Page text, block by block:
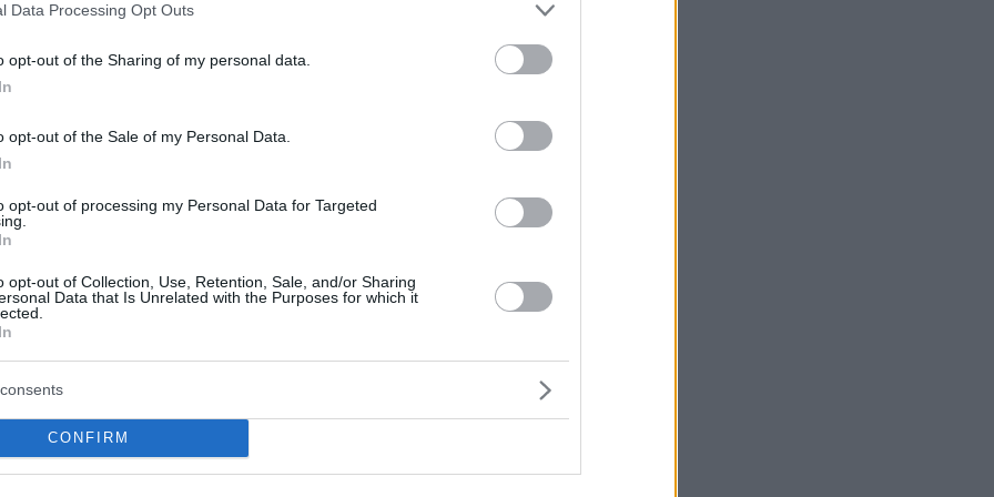
Data Processing Opt Outs
opt-out of the Sharing of my personal data.
opt-out of the Sale of my Personal Data.
opt-out of processing my Personal Data for Targeted
opt-out of Collection, Use, Retention, Sale, and/or Sharing
Data that Is Unrelated with the Purposes for which it
CONFIRM
και διαφορετικά χρώματα στο πιάτο μας, τόσο
σε θρεπτικά συστατικά και βιταμίνες.
σνακ για τις βραδινές
λίπος και κερδίζουμε βάρος.
βάζουμε το χέρι στην
πιο υγιεινά τρόφιμα –
αποκαλύπτει